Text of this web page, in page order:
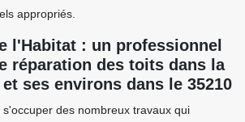
appropriés.
l'Habitat : un professionnel
réparation des toits dans la
ses environs dans le 35210
des nombreux travaux qui